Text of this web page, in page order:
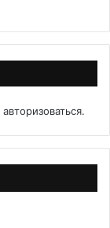
авторизоваться.